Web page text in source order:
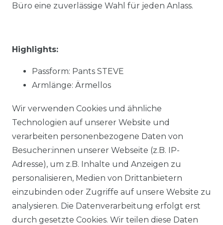
Büro eine zuverlässige Wahl für jeden Anlass.
Highlights:
Passform: Pants STEVE
Armlänge: Ärmellos
Material: 93 % Baumwolle, 5 % Polyester, 2 %
Elasthan
Stoffart: gewebt
NOS: Ja
93 % Baumwolle, 5 % Polyester, 2 %
Elasthan
Wir verwenden Cookies und ähnliche
Technologien auf unserer Website und
verarbeiten personenbezogene Daten von
Besucher:innen unserer Webseite (z.B. IP-
Adresse), um z.B. Inhalte und Anzeigen zu
personalisieren, Medien von Drittanbietern
einzubinden oder Zugriffe auf unsere Website zu
analysieren. Die Datenverarbeitung erfolgt erst
durch gesetzte Cookies. Wir teilen diese Daten